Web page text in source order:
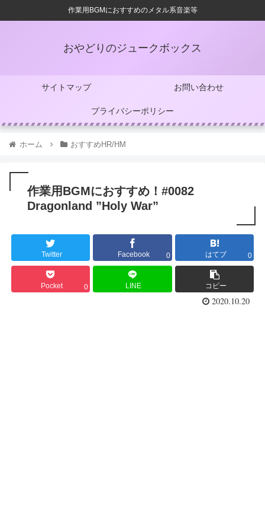
作業用BGMにおすすめのメタル系音楽等
おやどりのジュークボックス
サイトマップ お問い合わせ
プライバシーポリシー
ホーム おすすめHR/HM
作業用BGMにおすすめ！#0082
Dragonland ”Holy War”
Twitter Facebook 0 はてブ 0
Pocket 0 LINE コピー
2020.10.20